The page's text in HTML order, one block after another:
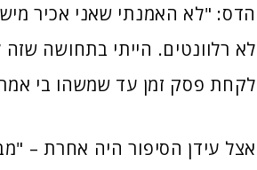
הדס: "לא האמנתי שאני אכיר
לא רלוונטים. הייתי בתחושה
לקחת פסק זמן עד שמשהו בי אמר
אצל עידן הסיפור היה אחרת– "